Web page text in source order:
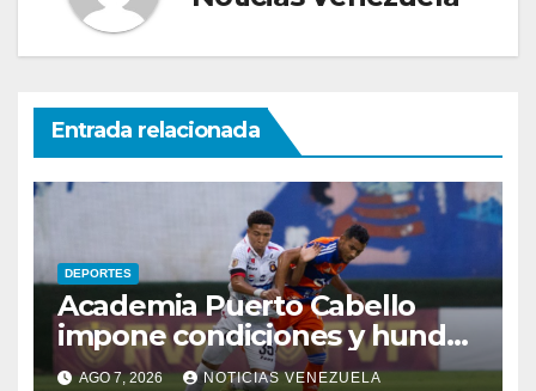
Entrada relacionada
DEPORTES
Academia Puerto Cabello
impone condiciones y hunde
al Caracas FC
AGO 7, 2026 NOTICIAS VENEZUELA